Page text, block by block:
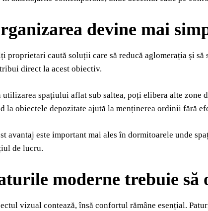
devine mai
proprietari caută soluții care să reducă aglomerația și
direct la acest obiectiv.
utilizarea spațiului aflat sub saltea, poți elibera alte zone
la obiectele depozitate ajută la menținerea ordinii fără
avantaj este important mai ales în dormitoarele unde
de lucru.
moderne trebuie să
vizual contează, însă confortul rămâne esențial.